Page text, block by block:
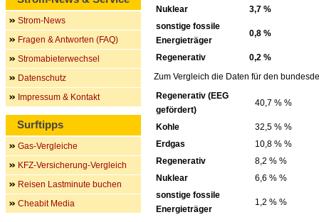
Nuklear
3,7 %
sonstige fossile
Energieträger
0,8 %
Regenerativ
0,2 %
Zum Vergleich die Daten für den
Regenerativ (EEG
gefördert)
40,7 % %
Kohle
32,5 % %
Erdgas
10,8 % %
Regenerativ
8,2 % %
Nuklear
6,6 % %
sonstige fossile
Energieträger
1,2 % %
Strom-News
Fragen & Antworten (FAQ)
Stromabieterwechsel
Datenschutz
Impressum & Kontakt
Surftipps
Gas-Vergleiche
KFZ-Versicherung-Vergleich
Reisen Lastminute buchen
Cheabit Media